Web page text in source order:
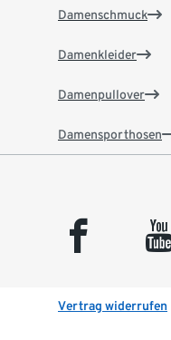
Damenschmuck
Damenkleider
Damenpullover
Damensporthosen
facebook
Vertrag widerrufen